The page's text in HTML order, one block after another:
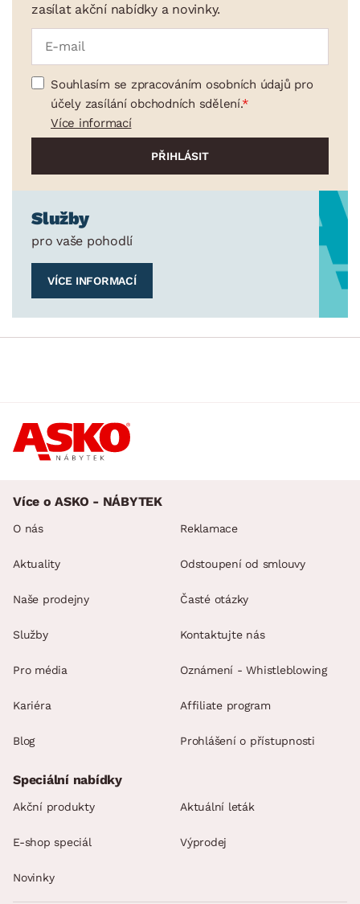
zasílat akční nabídky a novinky.
Souhlasím se zpracováním osobních údajů pro
účely zasílání obchodních sdělení.
Více informací
Služby
pro vaše pohodlí
VÍCE INFORMACÍ
Více o ASKO - NÁBYTEK
O nás
Aktuality
Naše prodejny
Služby
Pro média
Kariéra
Blog
Reklamace
Odstoupení od smlouvy
Časté otázky
Kontaktujte nás
Oznámení - Whistleblowing
Affiliate program
Prohlášení o přístupnosti
Speciální nabídky
Akční produkty Aktuální leták
E-shop speciál Výprodej
Novinky